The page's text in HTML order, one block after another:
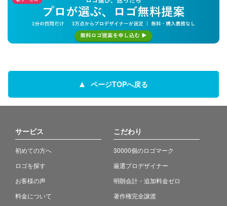
ページTOPへ戻る
サービス
初めての方へ
ロゴを探す
お客様の声
料金について
こだわり
30000個のロゴマーク
厳選プロデザイナー
明朗会計・追加料金ゼロ
著作権完全譲渡